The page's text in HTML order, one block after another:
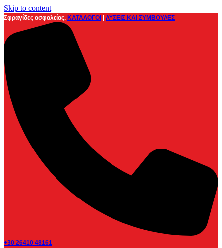
Skip to content
Σφραγίδες ασφαλείας. ΚΑΤΑΛΟΓΟΙ ΛΥΣΕΙΣ ΚΑΙ ΣΥΜΒΟΥΛΕΣ
+30 26410 48161